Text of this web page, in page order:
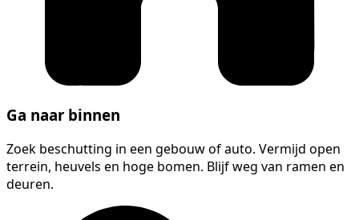
Ga naar binnen
Zoek beschutting in een gebouw of auto. Vermijd open
terrein, heuvels en hoge bomen. Blijf weg van ramen en
deuren.